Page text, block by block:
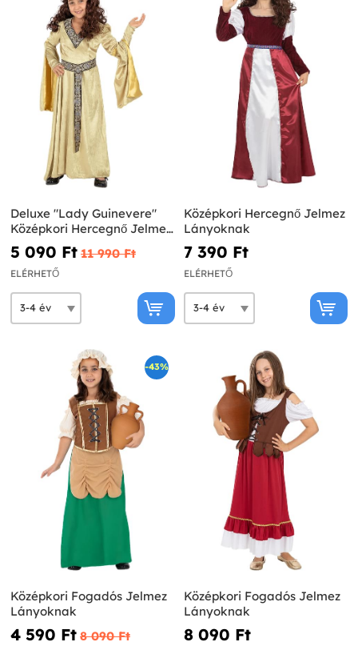
Deluxe "Lady Guinevere"
Középkori Hercegnő Jelmez
Lányoknak
5 090 Ft‎ 11 990 Ft‎
ELÉRHETŐ
Középkori Hercegnő Jelmez
Lányoknak
7 390 Ft‎
ELÉRHETŐ
-43%
Középkori Fogadós Jelmez
Lányoknak
4 590 Ft‎ 8 090 Ft‎
Középkori Fogadós Jelmez
Lányoknak
8 090 Ft‎